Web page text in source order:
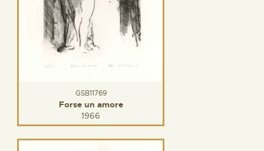
GSB11769
Forse un amore
1966